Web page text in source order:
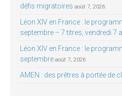
défis migratoires août 7, 2026
Léon XIV en France : le
septembre – 7 titres, vendredi 7
Léon XIV en France : le
septembre août 7, 2026
AMEN : des prêtres à portée de